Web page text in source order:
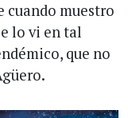
cuando muestro
lo vi en tal
que no